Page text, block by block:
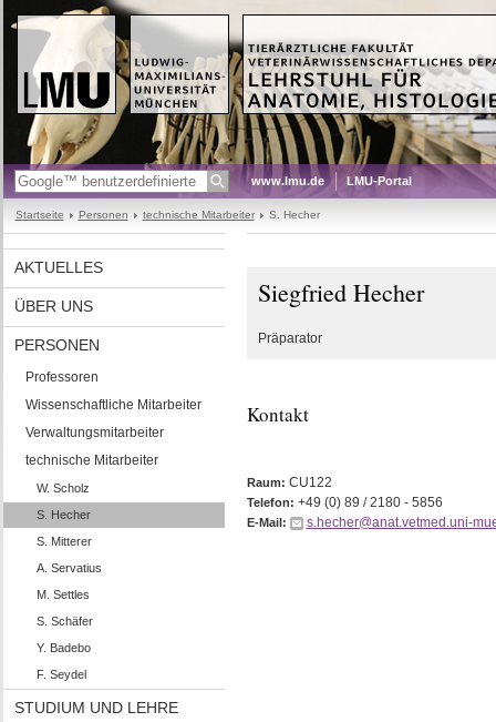
www.lmu.de LMU-Portal
Startseite Personen technische Mitarbeiter S. Hecher
AKTUELLES
ÜBER UNS
PERSONEN
Professoren
Wissenschaftliche Mitarbeiter
Verwaltungsmitarbeiter
technische Mitarbeiter
W. Scholz
S. Hecher
S. Mitterer
A. Servatius
M. Settles
S. Schäfer
Y. Badebo
F. Seydel
STUDIUM UND LEHRE
Siegfried Hecher
Präparator
Kontakt
Raum: CU122
Telefon: +49 (0) 89 / 2180 - 5856
E-Mail: s.hecher@anat.vetmed.uni-